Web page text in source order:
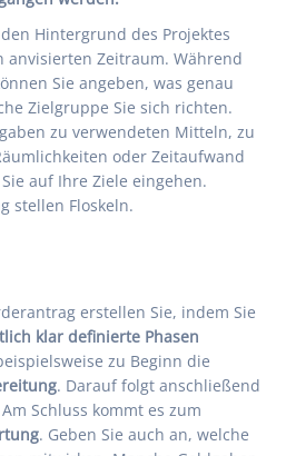
Hintergrund des Projektes
anvisierten Zeitraum. Während
Sie angeben, was genau
Zielgruppe Sie sich richten.
zu verwendeten Mitteln, zu
oder Zeitaufwand
auf Ihre Ziele eingehen.
stellen Floskeln.
erstellen Sie, indem Sie
klar definierte Phasen
zu Beginn die
. Darauf folgt anschließend
Am Schluss kommt es zum
. Geben Sie auch an, welche